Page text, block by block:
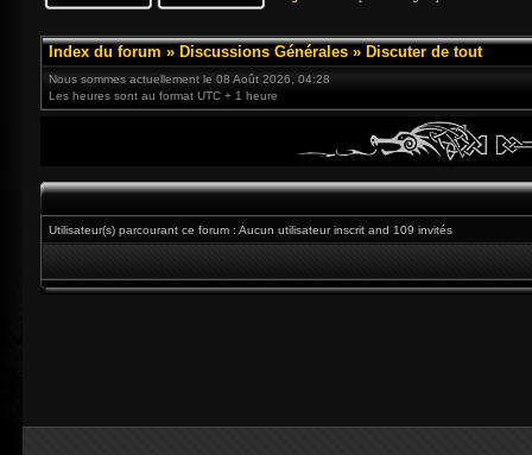
Index du forum » Discussions Générales » Discuter de tout
Nous sommes actuellement le 08 Août 2026, 04:28
Les heures sont au format UTC + 1 heure
Utilisateur(s) parcourant ce forum : Aucun utilisateur inscrit and 109 invités